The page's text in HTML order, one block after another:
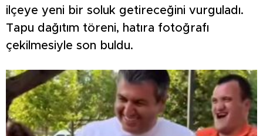
ilçeye yeni bir soluk getireceğini vurguladı.
Tapu dağıtım töreni, hatıra fotoğrafı
çekilmesiyle son buldu.